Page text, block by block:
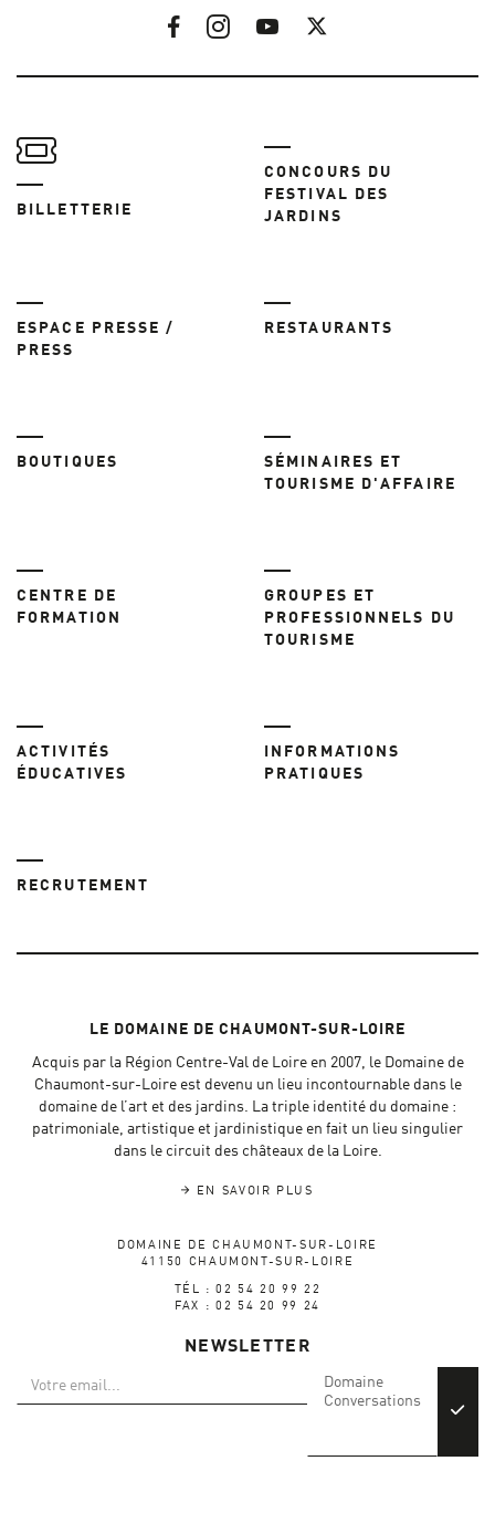
BILLETTERIE
CONCOURS DU
FESTIVAL DES
JARDINS
ESPACE PRESSE /
PRESS
RESTAURANTS
BOUTIQUES
SÉMINAIRES ET
TOURISME D'AFFAIRE
CENTRE DE
FORMATION
GROUPES ET
PROFESSIONNELS DU
TOURISME
ACTIVITÉS
ÉDUCATIVES
INFORMATIONS
PRATIQUES
RECRUTEMENT
LE DOMAINE DE CHAUMONT-SUR-LOIRE
Acquis par la Région Centre-Val de Loire en 2007, le Domaine de
Chaumont-sur-Loire est devenu un lieu incontournable dans le
domaine de l’art et des jardins. La triple identité du domaine :
patrimoniale, artistique et jardinistique en fait un lieu singulier
dans le circuit des châteaux de la Loire.
EN SAVOIR PLUS
DOMAINE DE CHAUMONT-SUR-LOIRE
41150 CHAUMONT-SUR-LOIRE
TÉL : 02 54 20 99 22
FAX : 02 54 20 99 24
NEWSLETTER